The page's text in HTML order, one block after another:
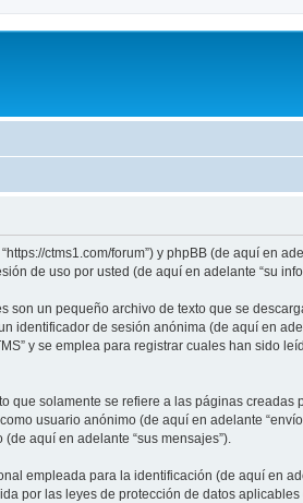
ctms1.com/forum”) y phpBB (de aquí en
de uso por usted (de aquí en adelante “su
son un pequeño archivo de texto que se
identificador de sesión anónima (de aquí en
y se emplea para registrar cuales han sido
que solamente se refiere a las páginas creadas
usuario anónimo (de aquí en adelante
aquí en adelante “sus mensajes”).
empleada para la identificación (de aquí en
por las leyes de protección de datos